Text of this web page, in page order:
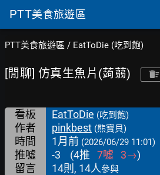
PTT美食旅遊區
PTT美食旅遊區 / EatToDie (吃到飽)
[閒聊] 仿真生魚片(蒟蒻)
看板 EatToDie (吃到飽)
作者 pinkbest (熊寶貝)
時間 1月前 (2026/06/29 11:01)
推噓 -3 (4推 7噓 3→)
留言
14則, 14人參與